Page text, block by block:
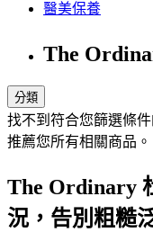
醫美保養
The
分類
找不到符合您篩選條件
推薦您所有相關商品。
The Ordinary
況，告別粗糙